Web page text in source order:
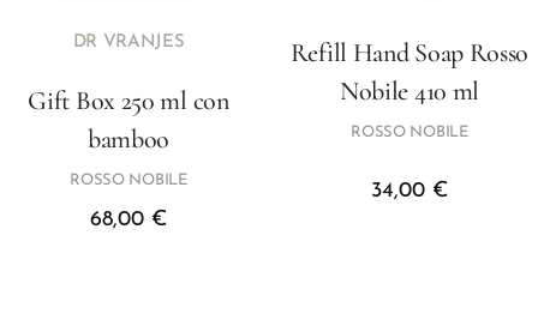
DR VRANJES
Gift Box 250 ml con
bamboo
ROSSO NOBILE
68,00 €
Refill Hand Soap Rosso
Nobile 410 ml
ROSSO NOBILE
34,00 €